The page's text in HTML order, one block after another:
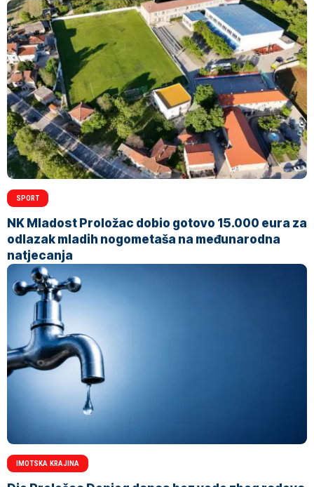
SPORT
NK Mladost Proložac dobio gotovo 15.000 eura za
odlazak mladih nogometaša na međunarodna
natjecanja
IMOTSKA KRAJINA